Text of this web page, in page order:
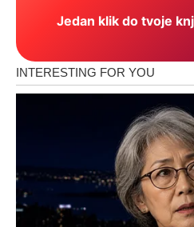
Jedan klik do tvoje